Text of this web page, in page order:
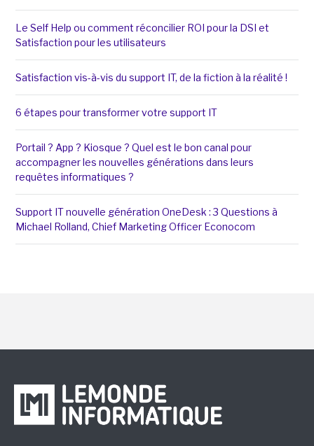
Le Self Help ou comment réconcilier ROI pour la DSI et
Satisfaction pour les utilisateurs
Satisfaction vis-à-vis du support IT, de la fiction à la réalité !
6 étapes pour transformer votre support IT
Portail ? App ? Kiosque ? Quel est le bon canal pour
accompagner les nouvelles générations dans leurs
requêtes informatiques ?
Support IT nouvelle génération OneDesk : 3 Questions à
Michael Rolland, Chief Marketing Officer Econocom